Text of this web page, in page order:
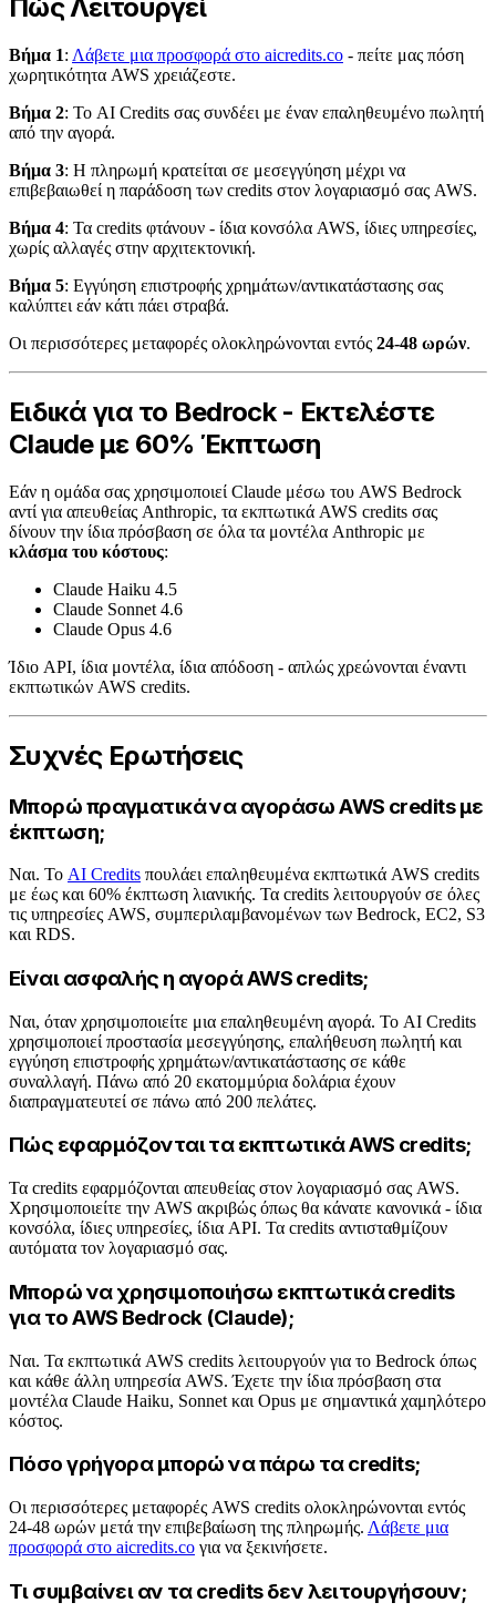
Πώς Λειτουργεί
Βήμα 1: Λάβετε μια προσφορά στο aicredits.co - πείτε μας πόση
χωρητικότητα AWS χρειάζεστε.
Βήμα 2: Το AI Credits σας συνδέει με έναν επαληθευμένο πωλητή
από την αγορά.
Βήμα 3: Η πληρωμή κρατείται σε μεσεγγύηση μέχρι να
επιβεβαιωθεί η παράδοση των credits στον λογαριασμό σας AWS.
Βήμα 4: Τα credits φτάνουν - ίδια κονσόλα AWS, ίδιες υπηρεσίες,
χωρίς αλλαγές στην αρχιτεκτονική.
Βήμα 5: Εγγύηση επιστροφής χρημάτων/αντικατάστασης σας
καλύπτει εάν κάτι πάει στραβά.
Οι περισσότερες μεταφορές ολοκληρώνονται εντός 24-48 ωρών.
Ειδικά για το Bedrock - Εκτελέστε
Claude με 60% Έκπτωση
Εάν η ομάδα σας χρησιμοποιεί Claude μέσω του AWS Bedrock
αντί για απευθείας Anthropic, τα εκπτωτικά AWS credits σας
δίνουν την ίδια πρόσβαση σε όλα τα μοντέλα Anthropic με
κλάσμα του κόστους:
Claude Haiku 4.5
Claude Sonnet 4.6
Claude Opus 4.6
Ίδιο API, ίδια μοντέλα, ίδια απόδοση - απλώς χρεώνονται έναντι
εκπτωτικών AWS credits.
Συχνές Ερωτήσεις
Μπορώ πραγματικά να αγοράσω AWS credits με
έκπτωση;
Ναι. Το AI Credits πουλάει επαληθευμένα εκπτωτικά AWS credits
με έως και 60% έκπτωση λιανικής. Τα credits λειτουργούν σε όλες
τις υπηρεσίες AWS, συμπεριλαμβανομένων των Bedrock, EC2, S3
και RDS.
Είναι ασφαλής η αγορά AWS credits;
Ναι, όταν χρησιμοποιείτε μια επαληθευμένη αγορά. Το AI Credits
χρησιμοποιεί προστασία μεσεγγύησης, επαλήθευση πωλητή και
εγγύηση επιστροφής χρημάτων/αντικατάστασης σε κάθε
συναλλαγή. Πάνω από 20 εκατομμύρια δολάρια έχουν
διαπραγματευτεί σε πάνω από 200 πελάτες.
Πώς εφαρμόζονται τα εκπτωτικά AWS credits;
Τα credits εφαρμόζονται απευθείας στον λογαριασμό σας AWS.
Χρησιμοποιείτε την AWS ακριβώς όπως θα κάνατε κανονικά - ίδια
κονσόλα, ίδιες υπηρεσίες, ίδια API. Τα credits αντισταθμίζουν
αυτόματα τον λογαριασμό σας.
Μπορώ να χρησιμοποιήσω εκπτωτικά credits
για το AWS Bedrock (Claude);
Ναι. Τα εκπτωτικά AWS credits λειτουργούν για το Bedrock όπως
και κάθε άλλη υπηρεσία AWS. Έχετε την ίδια πρόσβαση στα
μοντέλα Claude Haiku, Sonnet και Opus με σημαντικά χαμηλότερο
κόστος.
Πόσο γρήγορα μπορώ να πάρω τα credits;
Οι περισσότερες μεταφορές AWS credits ολοκληρώνονται εντός
24-48 ωρών μετά την επιβεβαίωση της πληρωμής. Λάβετε μια
προσφορά στο aicredits.co για να ξεκινήσετε.
Τι συμβαίνει αν τα credits δεν λειτουργήσουν;